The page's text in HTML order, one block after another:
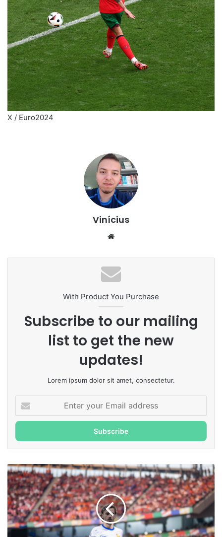
X / Euro2024
Vinícius
With Product You Purchase
Subscribe to our mailing
list to get the new
updates!
Lorem ipsum dolor sit amet, consectetur.
your
Email
Eurocopa:
em
jogo
com
lance
polêmico,
Holanda